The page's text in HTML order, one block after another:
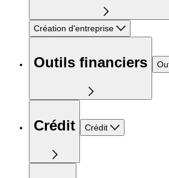
Création d'entreprise
Outils financiers
Crédit Crédit